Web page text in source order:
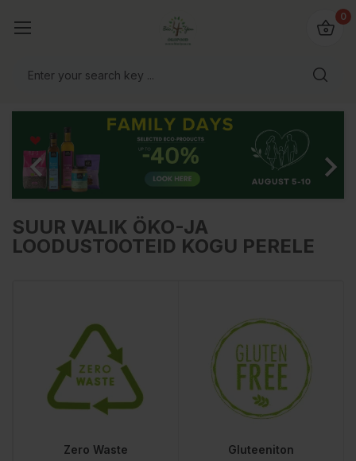
0
 
SUUR VALIK ÖKO-JA
LOODUSTOOTEID KOGU PERELE
Zero Waste Gluteeniton